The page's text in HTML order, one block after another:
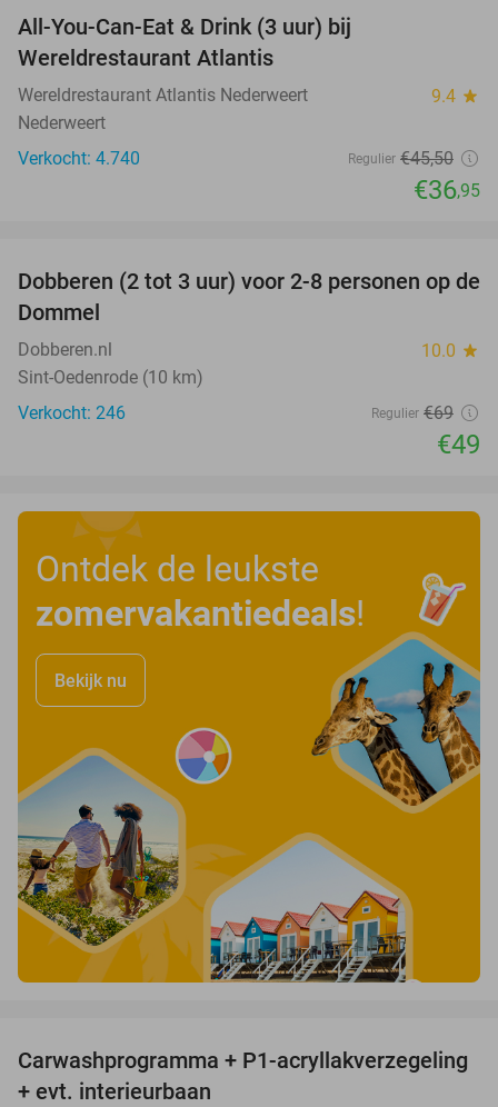
All-You-Can-Eat & Drink (3 uur) bij
Wereldrestaurant Atlantis
Wereldrestaurant Atlantis Nederweert 9.4 star
Nederweert
Verkocht: 4.740
Regulier €45,50
€36,95
29%
Dobberen (2 tot 3 uur) voor 2-8 personen op de
Dommel
Dobberen.nl 10.0 star
Sint-Oedenrode (10 km)
Verkocht: 246
Regulier €69
€49
Ontdek de leukste
zomervakantiedeals!
Bekijk nu
39%
Carwashprogramma + P1-acryllakverzegeling
+ evt. interieurbaan